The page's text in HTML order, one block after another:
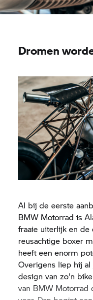
Dromen
Al bij de eerste
BMW Motorrad is
fraaie uiterlijk en
reusachtige boxer
heeft een enorm
Overigens liep hij
design van zo'n
van BMW Motorrad